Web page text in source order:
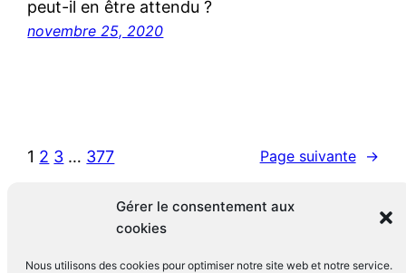
Gérer le consentement aux
cookies
Nous utilisons des cookies pour optimiser notre site web et notre service.
peut-il en être attendu ?
novembre 25, 2020
1 2 3 … 377 Page suivante →